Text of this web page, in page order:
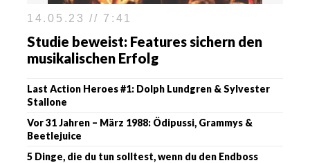
14.05.23 // 7:41
Studie beweist: Features sichern den
musikalischen Erfolg
Last Action Heroes #1: Dolph Lundgren & Sylvester
Stallone
Vor 31 Jahren – März 1988: Ödipussi, Grammys &
Beetlejuice
5 Dinge, die du tun solltest, wenn du den Endboss